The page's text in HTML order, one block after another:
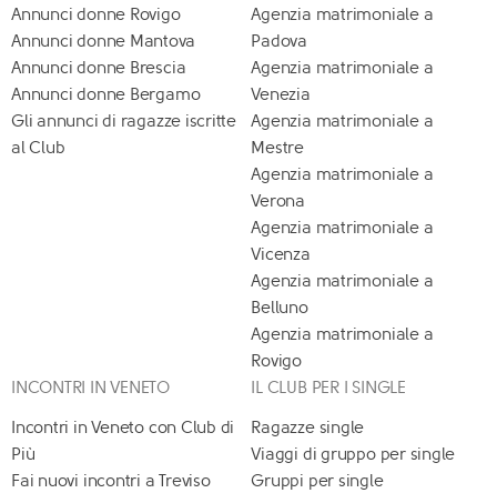
Annunci donne Rovigo
Annunci donne Mantova
Annunci donne Brescia
Annunci donne Bergamo
Gli annunci di ragazze iscritte
al Club
Agenzia matrimoniale a
Padova
Agenzia matrimoniale a
Venezia
Agenzia matrimoniale a
Mestre
Agenzia matrimoniale a
Verona
Agenzia matrimoniale a
Vicenza
Agenzia matrimoniale a
Belluno
Agenzia matrimoniale a
Rovigo
INCONTRI IN VENETO
Incontri in Veneto con Club di
Più
Fai nuovi incontri a Treviso
IL CLUB PER I SINGLE
Ragazze single
Viaggi di gruppo per single
Gruppi per single